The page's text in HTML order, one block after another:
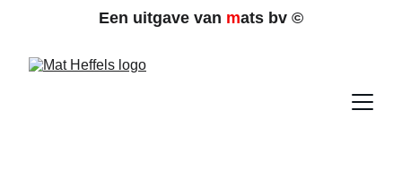
Een uitgave van mats bv ©